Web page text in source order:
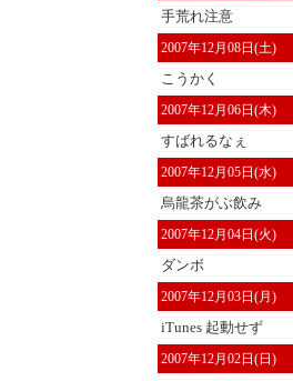
手荒れ注意
2007年12月08日(土)
こうかく
2007年12月06日(木)
すばれるなぇ
2007年12月05日(水)
烏龍茶がぶ飲み
2007年12月04日(火)
ダンボ
2007年12月03日(月)
iTunes 起動せず
2007年12月02日(日)